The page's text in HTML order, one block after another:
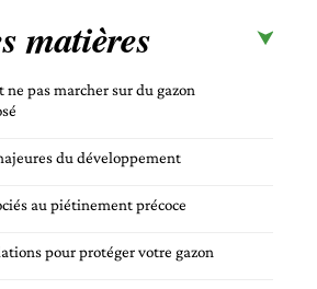
matières
pas marcher sur du gazon
du développement
au piétinement précoce
pour protéger votre gazon